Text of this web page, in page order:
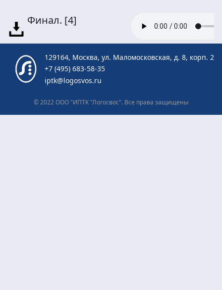
Финал. [4]
129164, Москва, ул. Маломосковская, д. 8, корп. 2
+7 (495) 683-58-35
iptk@logosvos.ru
© 2022 ООО "ИПТК "Логосвос". Все права защищены